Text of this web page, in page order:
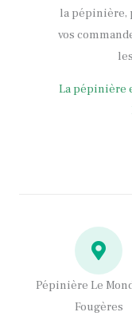
la pépinière,
vos
La pépinière
Pépinière Le
Fougères